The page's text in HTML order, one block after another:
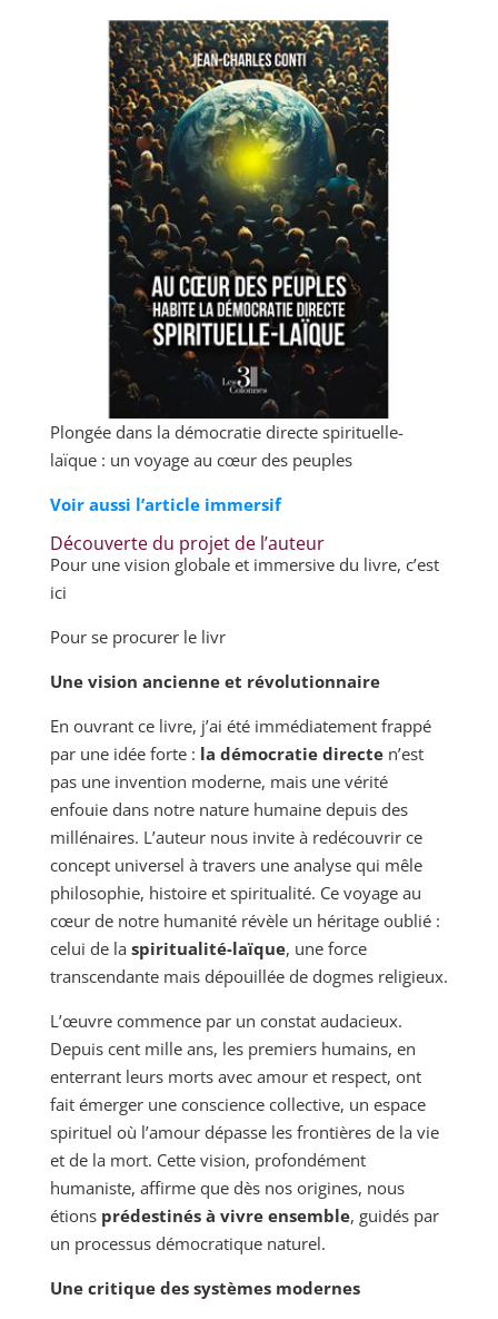
Plongée dans la démocratie directe spirituelle-
laïque : un voyage au cœur des peuples
Voir aussi l’article immersif
Découverte du projet de l’auteur
Pour une vision globale et immersive du livre, c’est
ici
Pour se procurer le livr
Une vision ancienne et révolutionnaire
En ouvrant ce livre, j’ai été immédiatement frappé
par une idée forte : la démocratie directen’est
pas une invention moderne, mais une vérité
enfouie dans notre nature humaine depuis des
millénaires. L’auteur nous invite à redécouvrir ce
concept universel à travers une analyse qui mêle
philosophie, histoire et spiritualité. Ce voyage au
cœur de notre humanité révèle un héritage oublié :
celui de la spiritualité-laïque, une force
transcendante mais dépouillée de dogmes religieux.
L’œuvre commence par un constat audacieux.
Depuis cent mille ans, les premiers humains, en
enterrant leurs morts avec amour et respect, ont
fait émerger une conscience collective, un espace
spirituel où l’amour dépasse les frontières de la vie
et de la mort. Cette vision, profondément
humaniste, affirme que dès nos origines, nous
étions prédestinés à vivre ensemble, guidés par
un processus démocratique naturel.
Une critique des systèmes modernes